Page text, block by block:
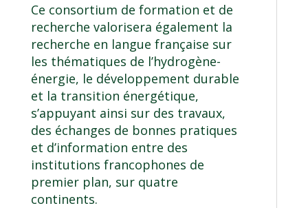
Ce consortium de formation et de
recherche valorisera également la
recherche en langue française sur
les thématiques de l’hydrogène-
énergie, le développement durable
et la transition énergétique,
s’appuyant ainsi sur des travaux,
des échanges de bonnes pratiques
et d’information entre des
institutions francophones de
premier plan, sur quatre
continents.